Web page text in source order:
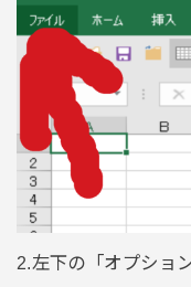
2.左下の「オプショ